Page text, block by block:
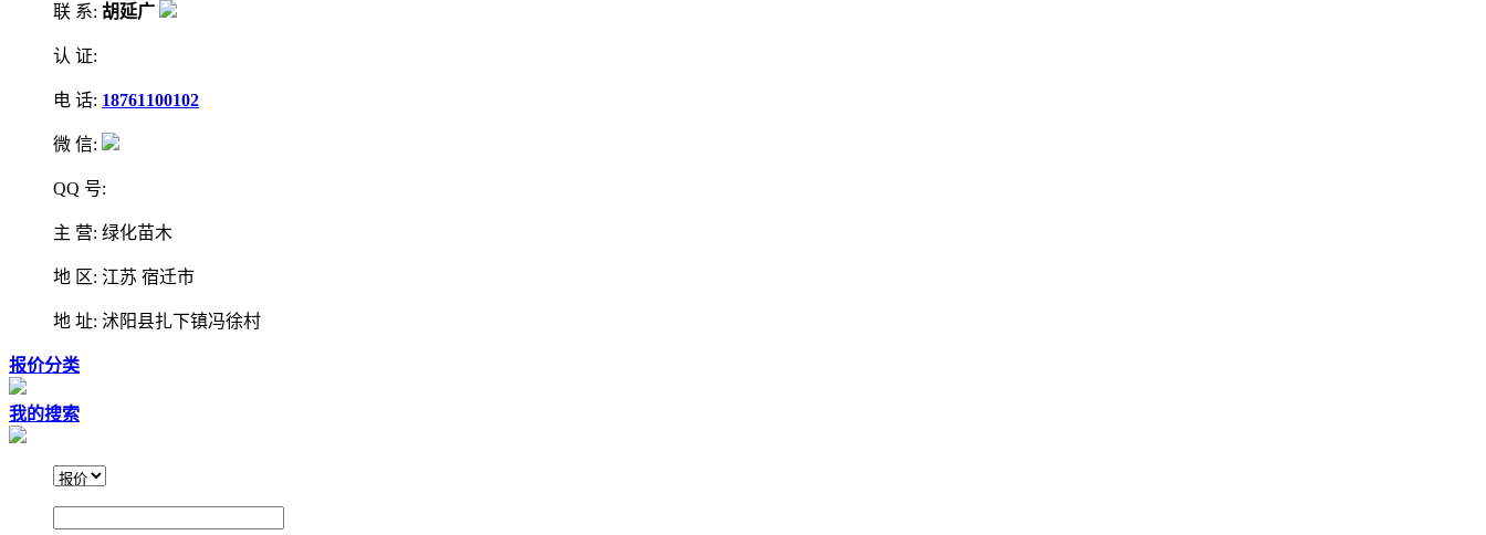
联 系: 胡延广
认 证:
电 话: 18761100102
微 信:
QQ 号:
主 营: 绿化苗木
地 区: 江苏 宿迁市
地 址: 沭阳县扎下镇冯徐村
报价分类
我的搜索